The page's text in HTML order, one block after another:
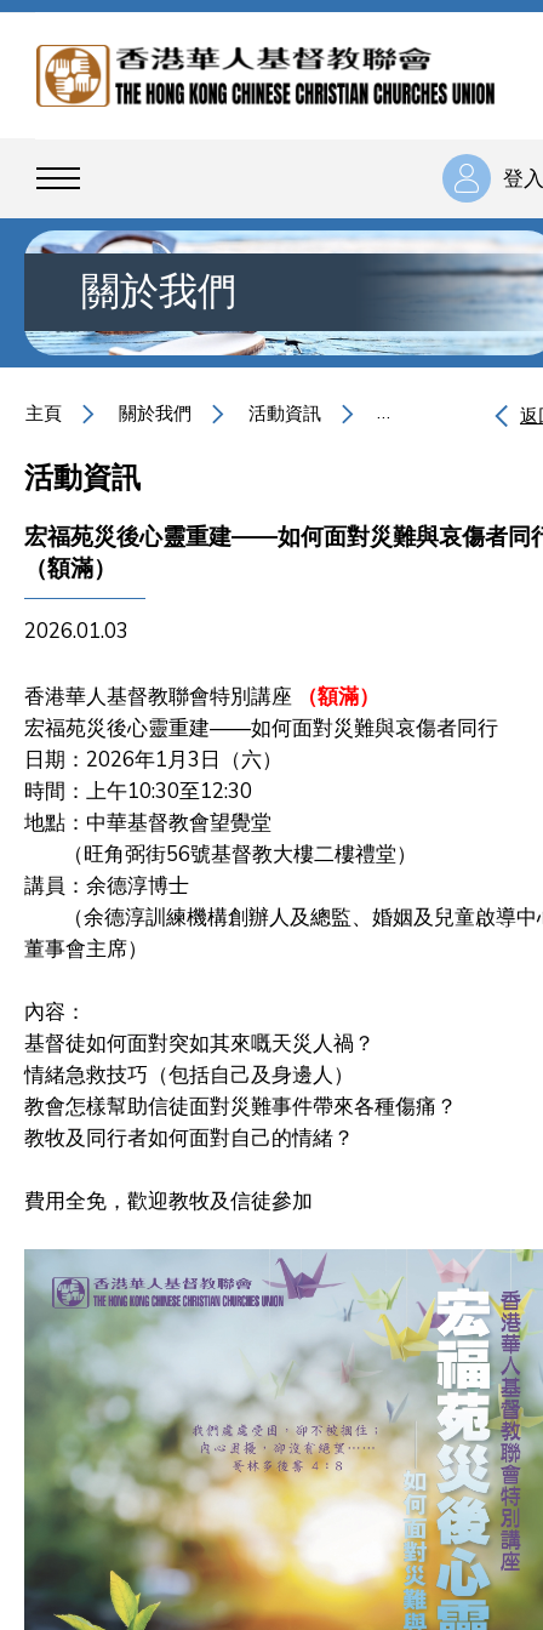
登入
關於我們
主頁 關於我們 活動資訊 宏福苑災後心靈重返
活動資訊
宏福苑災後心靈重建——如何面對災難與哀傷者同
（額滿）
2026.01.03
香港華人基督教聯會特別講座
（額滿）
宏福苑災後心靈重建——如何面對災難與哀傷者同行
日期： 2026年1月3日（六）
時間：上午10:30至12:30
地點：中華基督教會望覺堂
（旺角弼街56號基督教大樓二樓禮堂）
講員：余德淳博士
（余德淳訓練機構創辦人及總監、婚姻及兒童啟導中
董事會主席）
內容：
基督徒如何面對突如其來嘅天災人禍？
情緒急救技巧（包括自己及身邊人）
教會怎樣幫助信徒面對災難事件帶來各種傷痛？
教牧及同行者如何面對自己的情緒？
費用全免，歡迎教牧及信徒參加